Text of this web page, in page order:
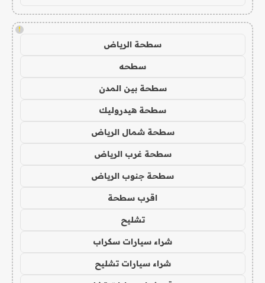
!
سطحة الرياض
سطحه
سطحة بين المدن
سطحة هيدروليك
سطحة شمال الرياض
سطحة غرب الرياض
سطحة جنوب الرياض
اقرب سطحة
تشليح
شراء سيارات سكراب
شراء سيارات تشليح